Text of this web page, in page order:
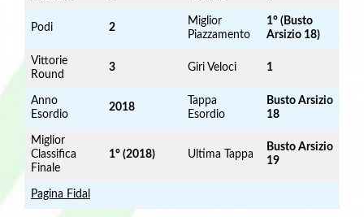
Podi 2
Miglior
Piazzamento
1° (Busto
Arsizio 18)
Vittorie
Round
3 Giri Veloci 1
Anno
Esordio
2018
Tappa
Esordio
Busto Arsizio
18
Miglior
Classifica
Finale
1° (2018) Ultima Tappa
Busto Arsizio
19
Pagina Fidal